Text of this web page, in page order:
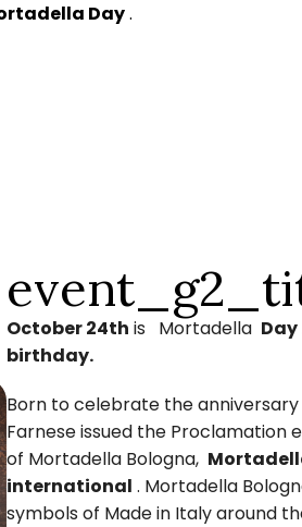
Day.
October 24th is Mortadella Day
birthday.
Born to celebrate the anniversary
Farnese issued the Proclamation
of Mortadella Bologna,
international . Mortadella
symbols of Made in Italy around